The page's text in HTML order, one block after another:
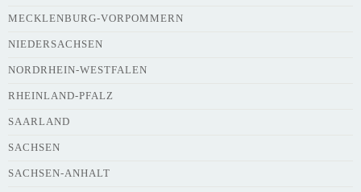
Webseite
Kurze Beschreibung des Flohmarkts
MECKLENBURG-VORPOMMERN
NIEDERSACHSEN
NORDRHEIN-WESTFALEN
RHEINLAND-PFALZ
SAARLAND
SACHSEN
SACHSEN-ANHALT